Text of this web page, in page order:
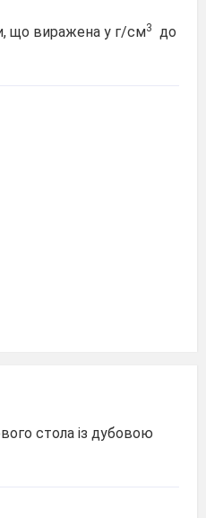
що виражена у г/см3
до
стола із дубовою